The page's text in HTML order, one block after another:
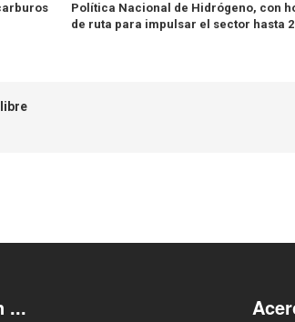
Política Nacional de Hidrógeno, con
de ruta para impulsar el sector hasta
...